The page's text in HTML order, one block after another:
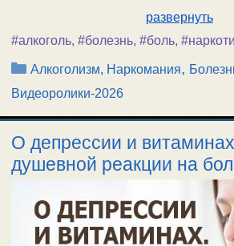
развернуть
#алкоголь, #болезнь, #боль,
Рубрики
Алкоголизм, Наркомания,
Видеоролики-2026
О депрессии и
душевной реакции на